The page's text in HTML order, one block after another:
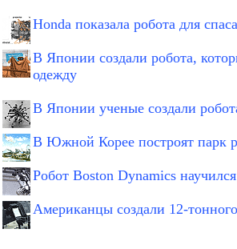
Honda показала робота для
В Японии создали робота,
одежду
В Японии ученые создали
В Южной Корее построят парк
Робот Boston Dynamics научился
Американцы создали 12-